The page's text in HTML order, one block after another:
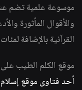
موسوعة علمية تضم
والأقوال المأثورة
القرآنية بالإضافة
موقع الكلم الطيب
أحد فتاوى موقع